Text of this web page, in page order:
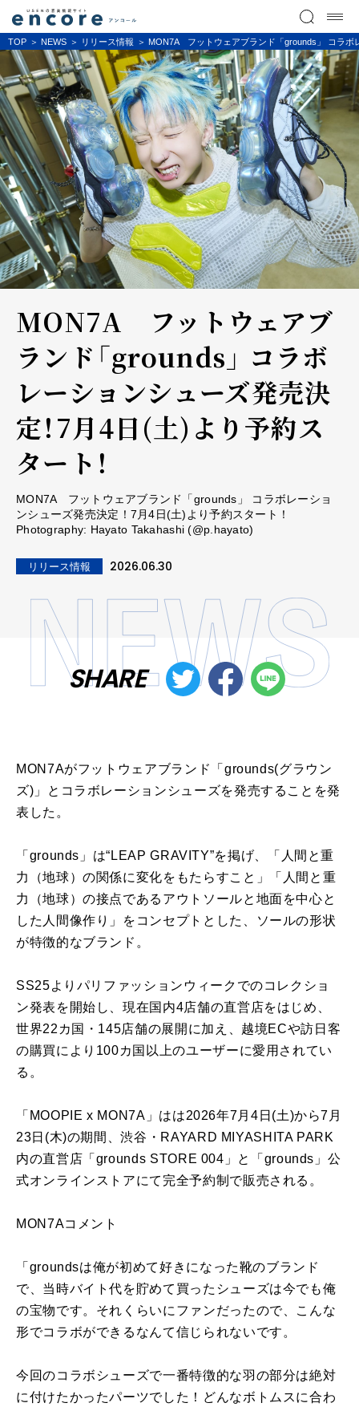
TOP NEWS リリース情報 MON7A フットウェアブランド「grounds」 コラボ
MON7A フットウェアブ
ランド「grounds」 コラボ
レーションシューズ発売決
定！7月4日(土)より予約ス
タート！
MON7A フットウェアブランド「grounds」 コラボレーショ
ンシューズ発売決定！7月4日(土)より予約スタート！
Photography: Hayato Takahashi (@p.hayato)
リリース情報 2026.06.30
SHARE
MON7Aがフットウェアブランド「grounds(グラウン
ズ)」とコラボレーションシューズを発売することを発
表した。
「grounds」は“LEAP GRAVITY”を掲げ、「人間と重
力（地球）の関係に変化をもたらすこと」「人間と重
力（地球）の接点であるアウトソールと地面を中心と
した人間像作り」をコンセプトとした、ソールの形状
が特徴的なブランド。
SS25よりパリファッションウィークでのコレクショ
ン発表を開始し、現在国内4店舗の直営店をはじめ、
世界22カ国・145店舗の展開に加え、越境ECや訪日客
の購買により100カ国以上のユーザーに愛用されてい
る。
「MOOPIE x MON7A」はは2026年7月4日(土)から7月
23日(木)の期間、渋谷・RAYARD MIYASHITA PARK
内の直営店「grounds STORE 004」と「grounds」公
式オンラインストアにて完全予約制で販売される。
MON7Aコメント
「groundsは俺が初めて好きになった靴のブランド
で、当時バイト代を貯めて買ったシューズは今でも俺
の宝物です。それくらいにファンだったので、こんな
形でコラボができるなんて信じられないです。
今回のコラボシューズで一番特徴的な羽の部分は絶対
に付けたかったパーツでした！どんなボトムスに合わ